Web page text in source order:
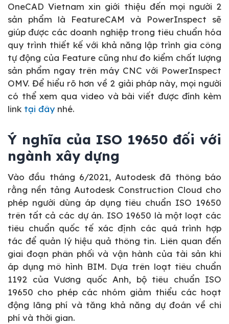
OneCAD Vietnam xin giới thiệu đến mọi người 2
sản phẩm là FeatureCAM và PowerInspect sẽ
giúp được các doanh nghiệp trong tiêu chuẩn hóa
quy trình thiết kế với khả năng lập trình gia công
tự động của Feature cũng như đo kiểm chất lượng
sản phẩm ngay trên máy CNC với PowerInspect
OMV. Để hiểu rõ hơn về 2 giải pháp này, mọi người
có thể xem qua video và bài viết được đính kèm
link tại đây nhé.
Ý nghĩa của ISO 19650 đối với
ngành xây dựng
Vào đầu tháng 6/2021, Autodesk đã thông báo
rằng nền tảng Autodesk Construction Cloud cho
phép người dùng áp dụng tiêu chuẩn ISO 19650
trên tất cả các dự án. ISO 19650 là một loạt các
tiêu chuẩn quốc tế xác định các quá trình hợp
tác để quản lý hiệu quả thông tin. Liên quan đến
giai đoạn phân phối và vận hành của tài sản khi
áp dụng mô hình BIM. Dựa trên loạt tiêu chuẩn
1192 của Vương quốc Anh, bộ tiêu chuẩn ISO
19650 cho phép các nhóm giảm thiểu các hoạt
động lãng phí và tăng khả năng dự đoán về chi
phí và thời gian.